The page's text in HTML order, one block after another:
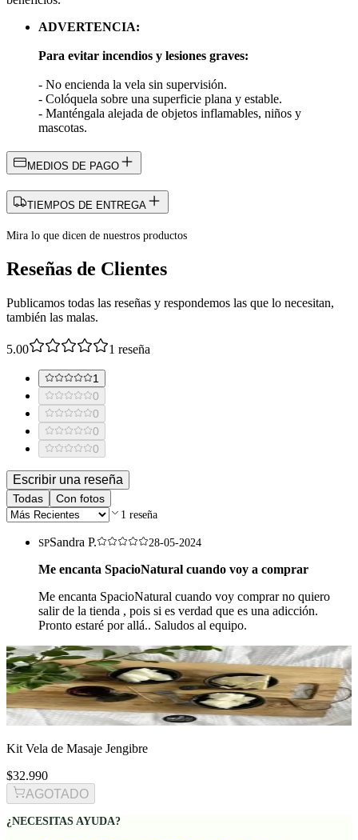
ADVERTENCIA:
Para evitar incendios y lesiones graves:
- No encienda la vela sin supervisión.
- Colóquela sobre una superficie plana y estable.
- Manténgala alejada de objetos inflamables, niños y
mascotas.
MEDIOS DE PAGO
TIEMPOS DE ENTREGA
Mira lo que dicen de nuestros productos
Reseñas de Clientes
Publicamos todas las reseñas y respondemos las que lo necesitan,
también las malas.
5.00 1 reseña
1
0
0
0
0
Escribir una reseña
Todas Con fotos
1 reseña
SPSandra P. 28-05-2024
Me encanta SpacioNatural cuando voy a comprar
Me encanta SpacioNatural cuando voy comprar no quiero
salir de la tienda , pois si es verdad que es una adicción.
Pronto estaré por allá.. Saludos al equipo.
Kit Vela de Masaje Jengibre
$32.990
AGOTADO
¿NECESITAS AYUDA?